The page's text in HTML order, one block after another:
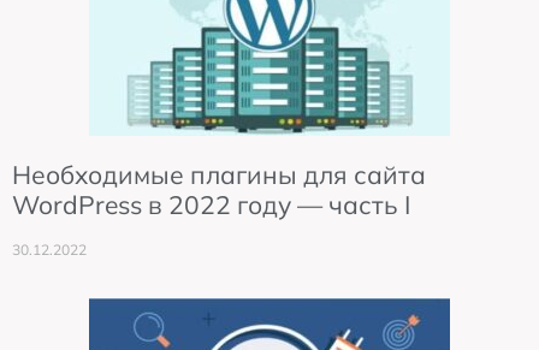
Необходимые плагины для сайта
WordPress в 2022 году — часть I
30.12.2022